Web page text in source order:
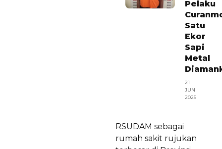
Pelaku
Satu
Ekor
Sapi
Metal
21
JUN
2025
RSUDAM sebagai
rumah sakit rujukan